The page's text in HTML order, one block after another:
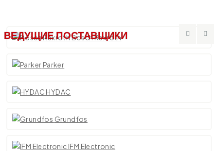
ВЕДУЩИЕ ПОСТАВЩИКИ
Bosch Rexroth
Parker
HYDAC
Grundfos
IFM Electronic